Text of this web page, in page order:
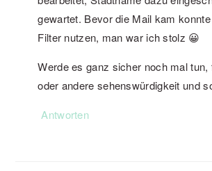
gewartet. Bevor die Mail kam
Filter nutzen, man war ich stolz 😀
Werde es ganz sicher noch mal tun,
oder andere sehenswürdigkeit und
Antworten